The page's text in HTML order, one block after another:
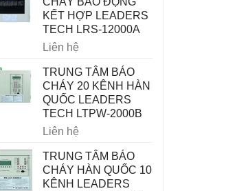
KẾT HỢP LEADERS
TECH LRS-12000A
Liên hệ
TRUNG TÂM BÁO
CHÁY 20 KÊNH HÀN
QUỐC LEADERS
TECH LTPW-2000B
Liên hệ
TRUNG TÂM BÁO
CHÁY HÀN QUỐC 10
KÊNH LEADERS